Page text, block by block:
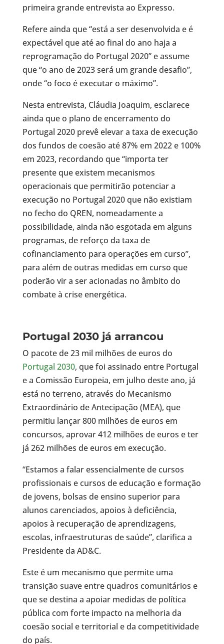
primeira grande entrevista ao Expresso.
Refere ainda que “está a ser desenvolvida e é
expectável que até ao final do ano haja a
reprogramação do Portugal 2020” e assume
que “o ano de 2023 será um grande desafio”,
onde “o foco é executar o máximo”.
Nesta entrevista, Cláudia Joaquim, esclarece
ainda que o plano de encerramento do
Portugal 2020 prevê elevar a taxa de execução
dos fundos de coesão até 87% em 2022 e 100%
em 2023, recordando que “importa ter
presente que existem mecanismos
operacionais que permitirão potenciar a
execução no Portugal 2020 que não existiam
no fecho do QREN, nomeadamente a
possibilidade, ainda não esgotada em alguns
programas, de reforço da taxa de
cofinanciamento para operações em curso”,
para além de outras medidas em curso que
poderão vir a ser acionadas no âmbito do
combate à crise energética.
Portugal 2030 já arrancou
O pacote de 23 mil milhões de euros do
Portugal 2030, que foi assinado entre Portugal
e a Comissão Europeia, em julho deste ano, já
está no terreno, através do Mecanismo
Extraordinário de Antecipação (MEA), que
permitiu lançar 800 milhões de euros em
concursos, aprovar 412 milhões de euros e ter
já 262 milhões de euros em execução.
“Estamos a falar essencialmente de cursos
profissionais e cursos de educação e formação
de jovens, bolsas de ensino superior para
alunos carenciados, apoios à deficiência,
apoios à recuperação de aprendizagens,
escolas, infraestruturas de saúde”, clarifica a
Presidente da AD&C.
Este é um mecanismo que permite uma
transição suave entre quadros comunitários e
que se destina a apoiar medidas de política
pública com forte impacto na melhoria da
coesão social e territorial e da competitividade
do país.